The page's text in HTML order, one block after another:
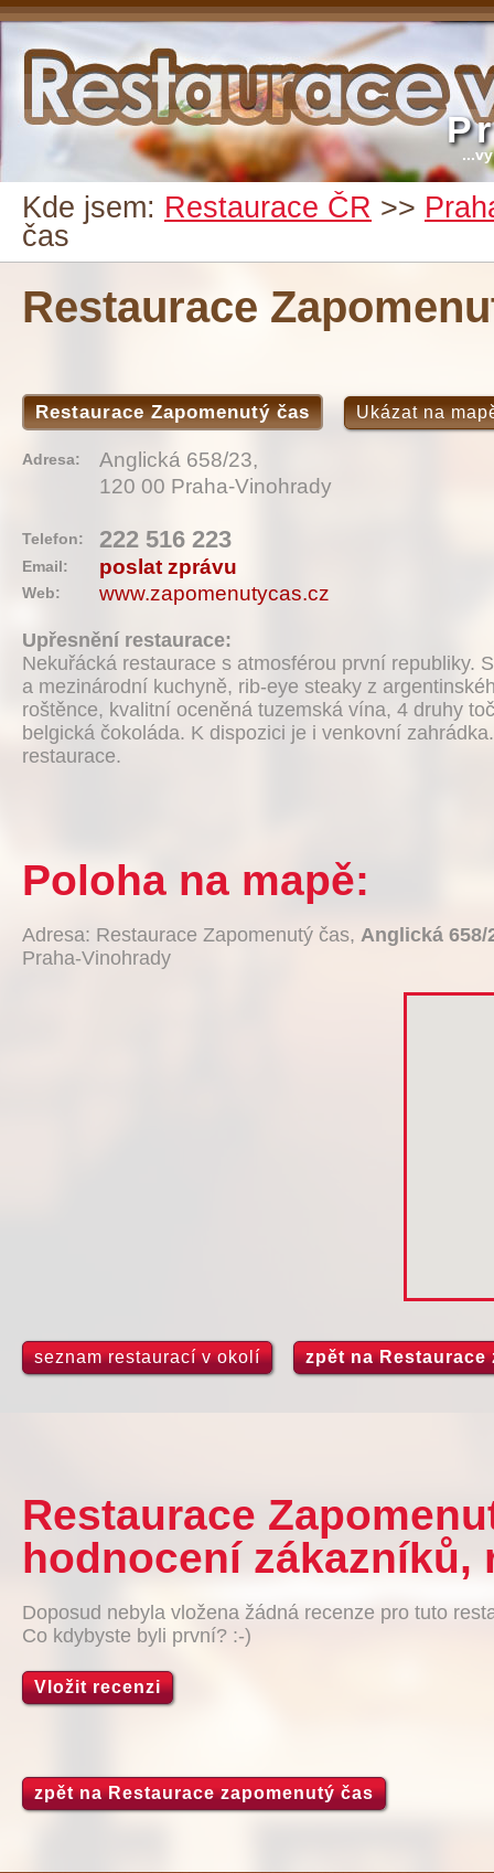
Kde jsem: Restaurace ČR >>
čas
Restaurace
Restaurace Zapomenutý čas Ukázat na
Adresa:
Anglická 658/23,
120 00 Praha-Vinohrady
Telefon: 222 516 223
Email: poslat zprávu
Web: www.zapomenutycas.cz
Upřesnění restaurace:
Nekuřácká restaurace s atmosférou první republiky.
a mezinárodní kuchyně, rib-eye steaky z
roštěnce, kvalitní oceněná tuzemská vína, 4 druhy
belgická čokoláda. K dispozici je i venkovní
restaurace.
Poloha na mapě:
Adresa: Restaurace Zapomenutý čas, Anglická 658/
Praha-Vinohrady
seznam restaurací v okolí zpět na Restaurace
Restaurace
hodnocení zákazníků,
Doposud nebyla vložena žádná recenze pro tuto
Co kdybyste byli první? :-)
Vložit recenzi
zpět na Restaurace zapomenutý čas